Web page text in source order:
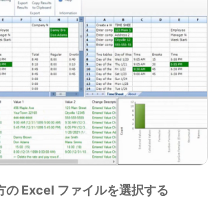
の Excel ファイルを選択する